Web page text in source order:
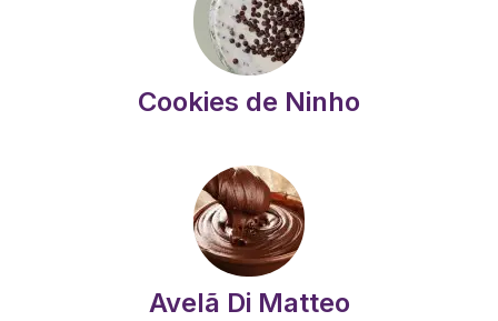
Cookies de Ninho
Avelã Di Matteo